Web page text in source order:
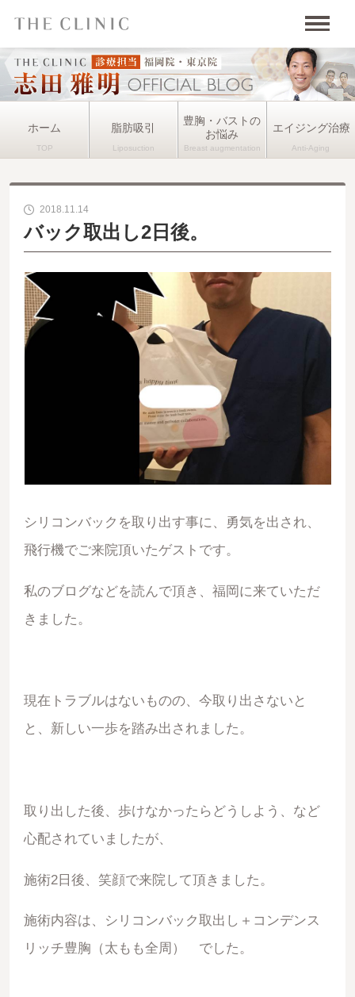
ホーム 脂肪吸引
豊胸・バストの
お悩み
エイジング治療
2018.11.14
バック取出し2日後。
シリコンバックを取り出す事に、勇気を出され、
飛行機でご来院頂いたゲストです。
私のブログなどを読んで頂き、福岡に来ていただ
きました。
現在トラブルはないものの、今取り出さないと
と、新しい一歩を踏み出されました。
取り出した後、歩けなかったらどうしよう、など
心配されていましたが、
施術2日後、笑顔で来院して頂きました。
施術内容は、シリコンバック取出し＋コンデンス
リッチ豊胸（太もも全周） でした。